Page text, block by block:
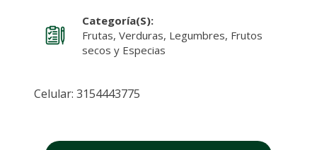
Categoría(s):
Frutas, Verduras, Legumbres, Frutos
secos y Especias
Celular: 3154443775